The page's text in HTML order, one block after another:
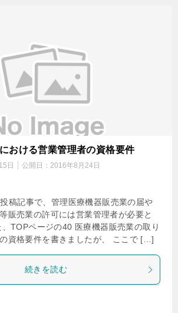
おける営業管理者の資格要件
日 公開日： 2016年8月24日
稿記事で、管理医療機器販売業の届や
販売業の許可には営業管理者が必要と
TOPページの40 医療機器販売業の取り
資格要件を書きましたが、 ここで […]
続きを読む